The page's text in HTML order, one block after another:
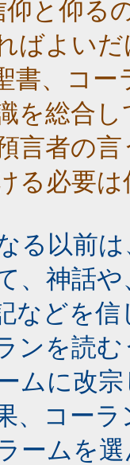
と仰る
ばよい
書、コ
を総合
言者の
る必要
る以前
、神話
などを
ンを読
ムに改
、コー
ームを